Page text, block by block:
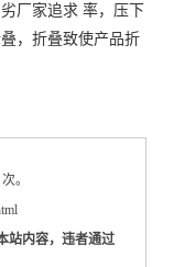
厂家追求 率，压下
，折叠致使产品折
。
站内容，违者通过